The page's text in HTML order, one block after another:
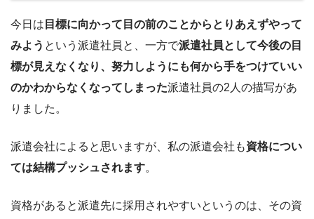
今日は 目標に向かって目の前のことからとりあえずやって
みよう という派遣社員と、一方で派遣社員として今後の目
標が見えなくなり、努力しようにも何から手をつけていい
のかわからなくなってしまった派遣社員の2人の描写があ
りました。
派遣会社によると思いますが、私の派遣会社も資格につい
ては結構プッシュされます。
資格があると派遣先に採用されやすいというのは、その資